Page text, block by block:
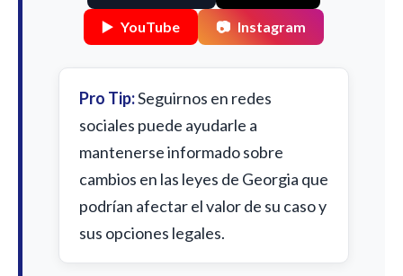
▶️ YouTube 📷 Instagram
Pro Tip:Seguirnos en redes
sociales puede ayudarle a
mantenerse informado sobre
cambios en las leyes de Georgia que
podrían afectar el valor de su caso y
sus opciones legales.